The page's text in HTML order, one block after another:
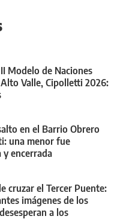
Modelo de Naciones
Valle, Cipolletti 2026:
en el Barrio Obrero
una menor fue
y encerrada
cruzar el Tercer Puente:
imágenes de los
a los